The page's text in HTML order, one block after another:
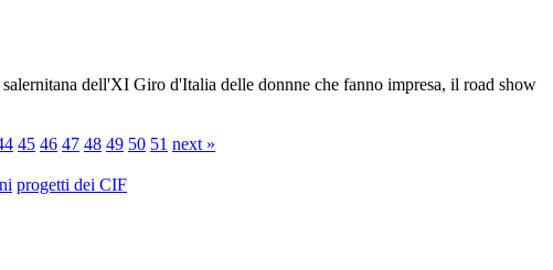
dell'XI Giro d'Italia delle donnne che fanno impresa, il road show
45 46 47 48 49 50 51 next »
progetti dei CIF